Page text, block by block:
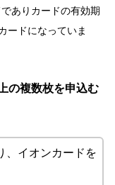
ありカードの有効期
ードになっていま
の複数枚を申込む
、イオンカードを